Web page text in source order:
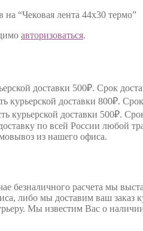
“Чековая лента 44х30 термо”
авторизоваться.
доставки 500₽. Срок
курьерской доставки 800₽.
курьерской доставки 500₽.
по всей России любой
из нашего офиса.
безналичного расчета мы
либо мы доставим ваш заказ
. Мы известим Вас о наличии